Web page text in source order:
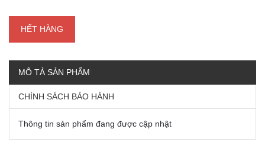
HẾT HÀNG
MÔ TẢ SẢN PHẨM
CHÍNH SÁCH BẢO HÀNH
Thông tin sản phẩm đang được cập nhật